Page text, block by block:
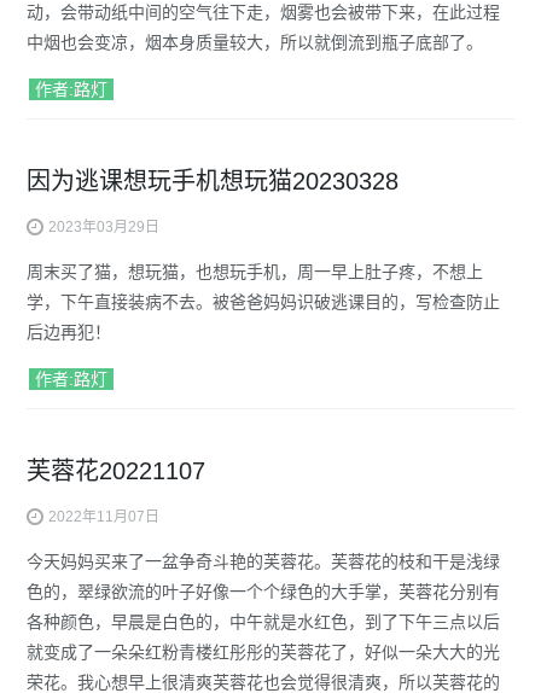
动，会带动纸中间的空气往下走，烟雾也会被带下来，在此过程
中烟也会变凉，烟本身质量较大，所以就倒流到瓶子底部了。
作者:路灯
因为逃课想玩手机想玩猫20230328
2023年03月29日
周末买了猫，想玩猫，也想玩手机，周一早上肚子疼，不想上
学，下午直接装病不去。被爸爸妈妈识破逃课目的，写检查防止
后边再犯！
作者:路灯
芙蓉花20221107
2022年11月07日
今天妈妈买来了一盆争奇斗艳的芙蓉花。芙蓉花的枝和干是浅绿
色的，翠绿欲流的叶子好像一个个绿色的大手掌，芙蓉花分别有
各种颜色，早晨是白色的，中午就是水红色，到了下午三点以后
就变成了一朵朵红粉青楼红彤彤的芙蓉花了，好似一朵大大的光
荣花。我心想早上很清爽芙蓉花也会觉得很清爽，所以芙蓉花的